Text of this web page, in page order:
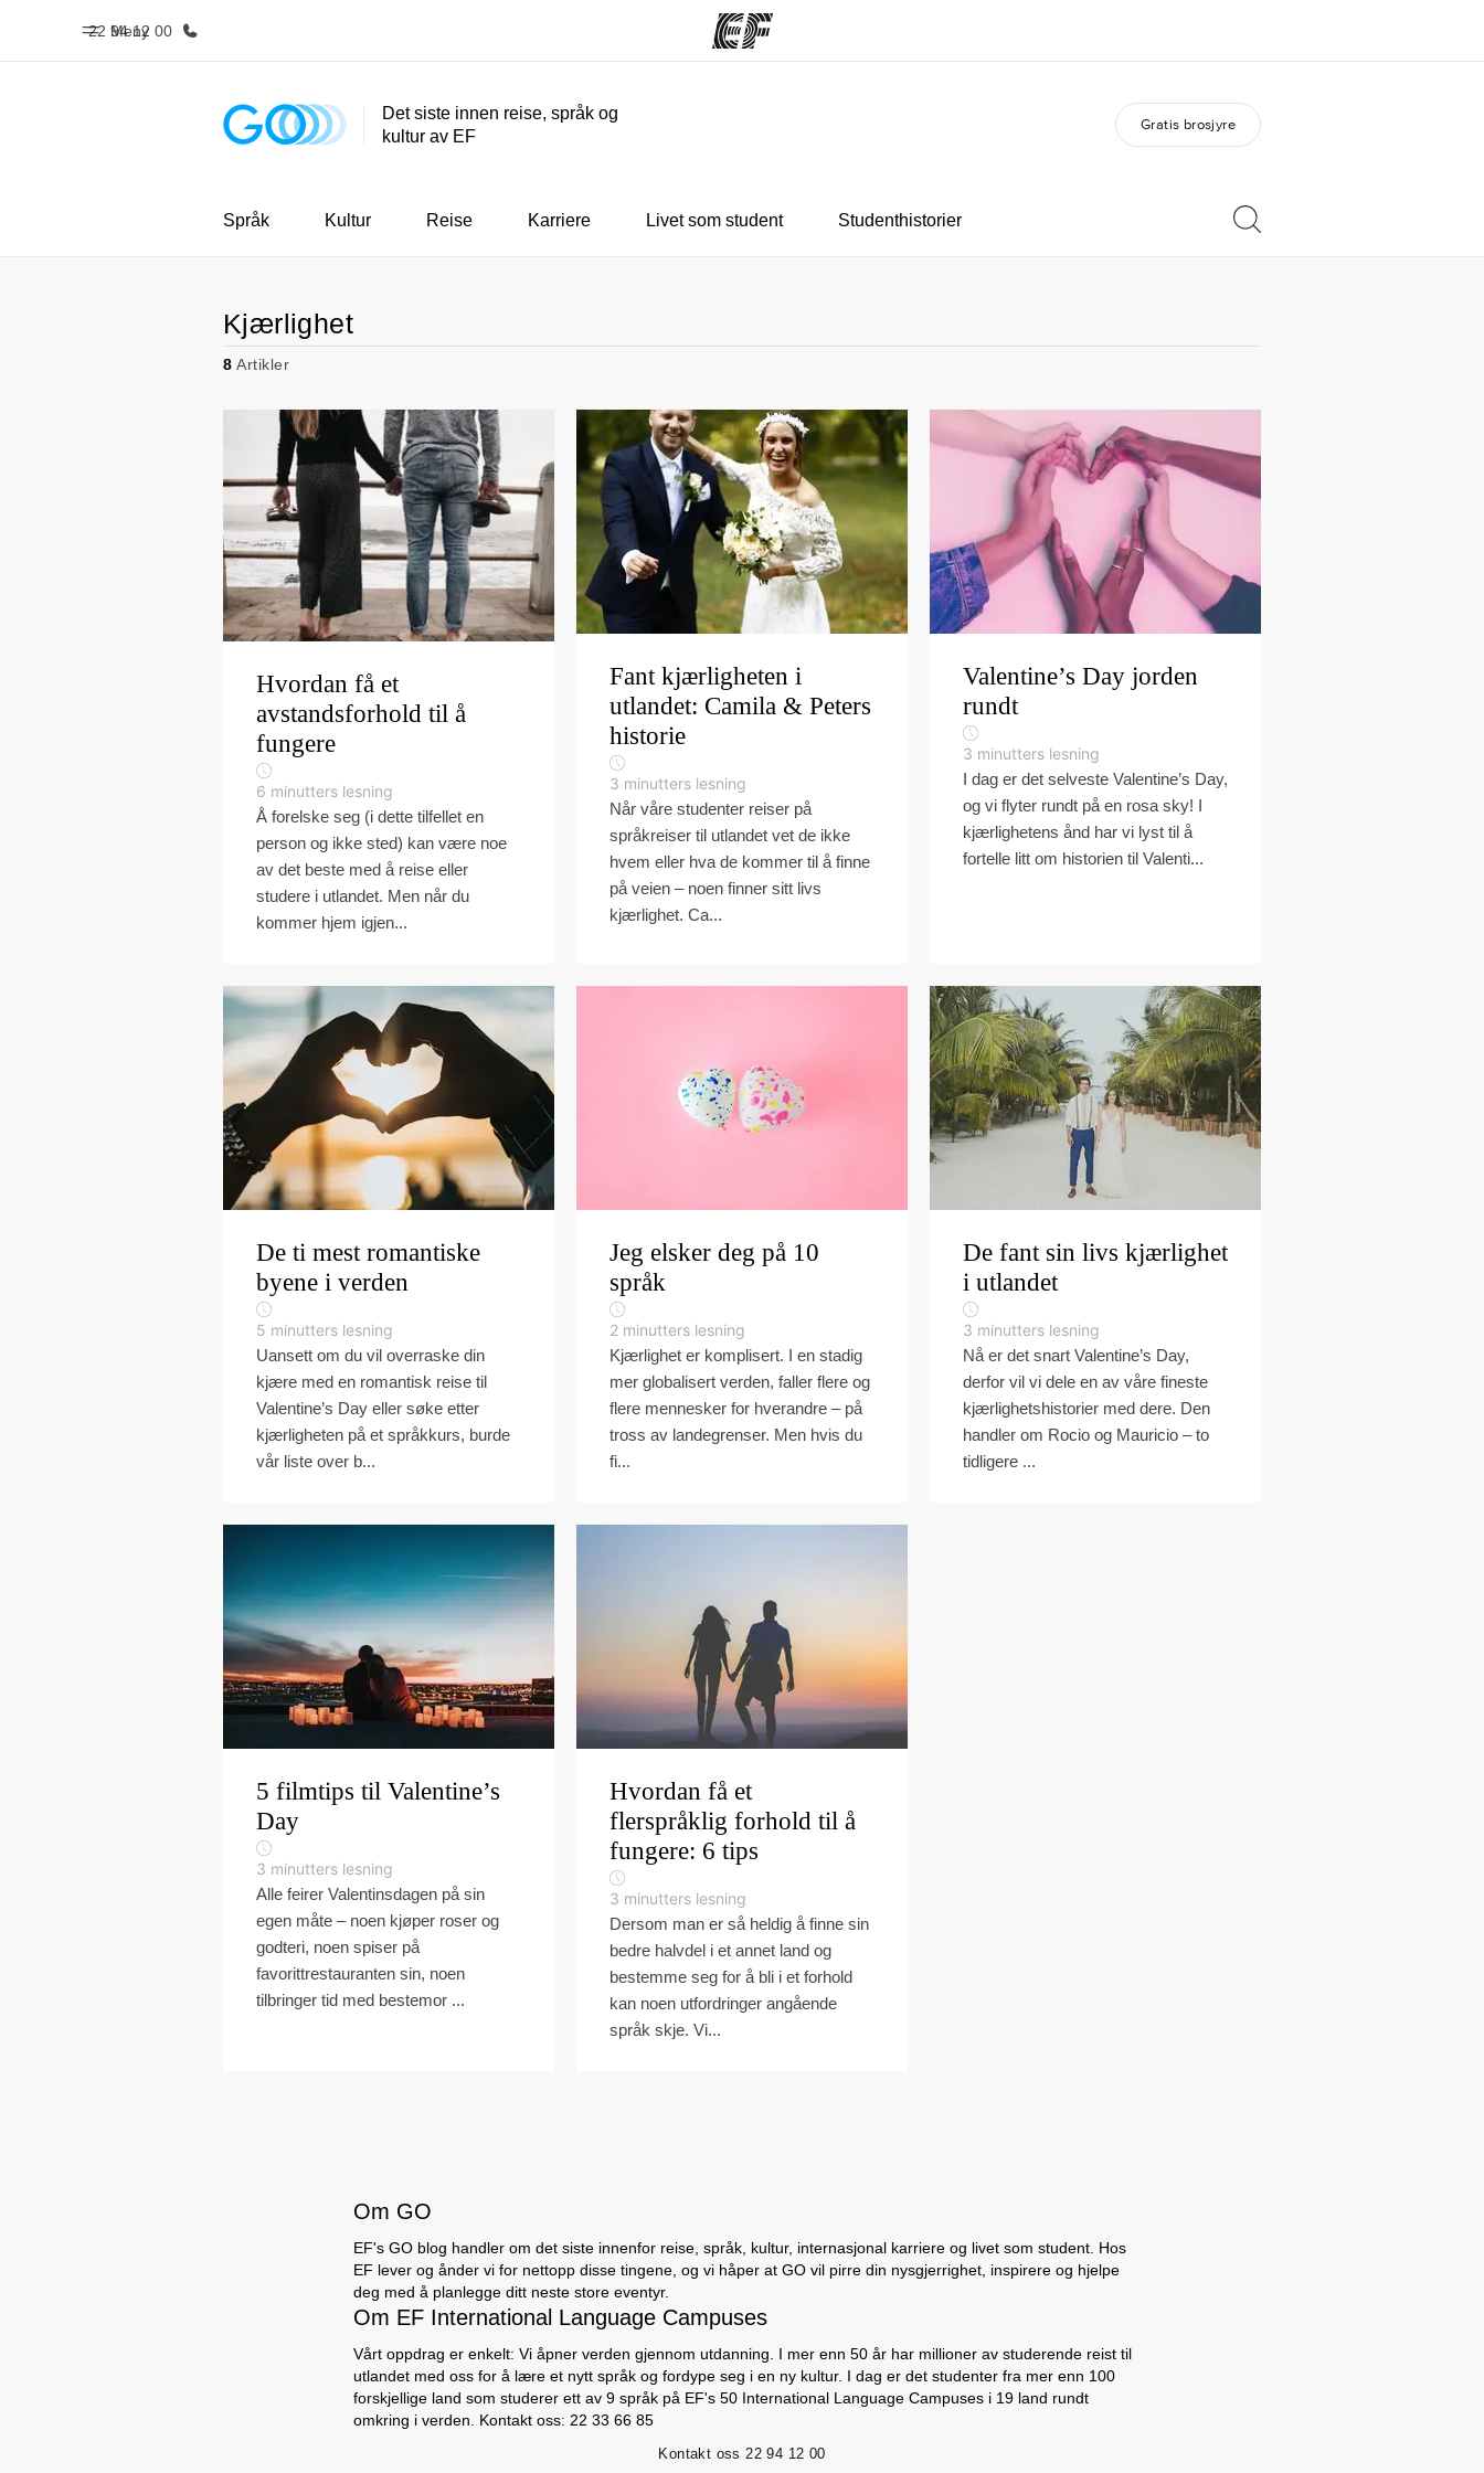
Meny
22 94 12 00
Hjem Programmer Karriere
Det siste innen reise, språk og
kultur av EF
Gratis brosjyre
Språk Kultur Reise Karriere Livet som student Studenthistorier
Kjærlighet
8 Artikler
Hvordan få et
avstandsforhold til å
fungere
6 minutters lesning
Å forelske seg (i dette tilfellet en
person og ikke sted) kan være noe
av det beste med å reise eller
studere i utlandet. Men når du
kommer hjem igjen...
Fant kjærligheten i
utlandet: Camila & Peters
historie
3 minutters lesning
Når våre studenter reiser på
språkreiser til utlandet vet de ikke
hvem eller hva de kommer til å finne
på veien – noen finner sitt livs
kjærlighet. Ca...
Valentine’s Day jorden
rundt
3 minutters lesning
I dag er det selveste Valentine’s Day,
og vi flyter rundt på en rosa sky! I
kjærlighetens ånd har vi lyst til å
fortelle litt om historien til Valenti...
De ti mest romantiske
byene i verden
5 minutters lesning
Uansett om du vil overraske din
kjære med en romantisk reise til
Valentine’s Day eller søke etter
kjærligheten på et språkkurs, burde
vår liste over b...
Jeg elsker deg på 10
språk
2 minutters lesning
Kjærlighet er komplisert. I en stadig
mer globalisert verden, faller flere og
flere mennesker for hverandre – på
tross av landegrenser. Men hvis du
fi...
De fant sin livs kjærlighet
i utlandet
3 minutters lesning
Nå er det snart Valentine’s Day,
derfor vil vi dele en av våre fineste
kjærlighetshistorier med dere. Den
handler om Rocio og Mauricio – to
tidligere ...
5 filmtips til Valentine’s
Day
3 minutters lesning
Alle feirer Valentinsdagen på sin
egen måte – noen kjøper roser og
godteri, noen spiser på
favorittrestauranten sin, noen
tilbringer tid med bestemor ...
Hvordan få et
flerspråklig forhold til å
fungere: 6 tips
3 minutters lesning
Dersom man er så heldig å finne sin
bedre halvdel i et annet land og
bestemme seg for å bli i et forhold
kan noen utfordringer angående
språk skje. Vi...
Om GO
EF's GO blog handler om det siste innenfor reise, språk, kultur, internasjonal karriere og livet som student. Hos
EF lever og ånder vi for nettopp disse tingene, og vi håper at GO vil pirre din nysgjerrighet, inspirere og hjelpe
deg med å planlegge ditt neste store eventyr.
Om EF International Language Campuses
Vårt oppdrag er enkelt: Vi åpner verden gjennom utdanning. I mer enn 50 år har millioner av studerende reist til
utlandet med oss for å lære et nytt språk og fordype seg i en ny kultur. I dag er det studenter fra mer enn 100
forskjellige land som studerer ett av 9 språk på EF's 50 International Language Campuses i 19 land rundt
omkring i verden. Kontakt oss: 22 33 66 85
Kontakt oss 22 94 12 00